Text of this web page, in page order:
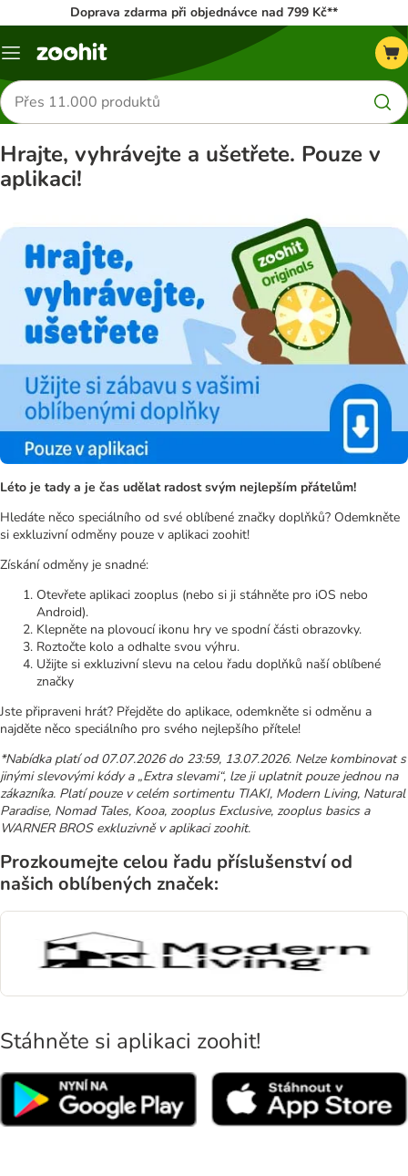
Doprava zdarma při objednávce nad 799 Kč**
Menu
Hledat
produkty
Hrajte, vyhrávejte a ušetřete. Pouze v
aplikaci!
Léto je tady a je čas udělat radost svým nejlepším přátelům!
Hledáte něco speciálního od své oblíbené značky doplňků? Odemkněte
si exkluzivní odměny pouze v aplikaci zoohit!
Získání odměny je snadné:
Otevřete aplikaci zooplus (nebo si ji stáhněte pro iOS nebo
Android).
Klepněte na plovoucí ikonu hry ve spodní části obrazovky.
Roztočte kolo a odhalte svou výhru.
Užijte si exkluzivní slevu na celou řadu doplňků naší oblíbené
značky
Jste připraveni hrát? Přejděte do aplikace, odemkněte si odměnu a
najděte něco speciálního pro svého nejlepšího přítele!
*Nabídka platí od 07.07.2026 do 23:59, 13.07.2026. Nelze kombinovat s
jinými slevovými kódy a „Extra slevami“, lze ji uplatnit pouze jednou na
zákazníka. Platí pouze v celém sortimentu TIAKI, Modern Living, Natural
Paradise, Nomad Tales, Kooa, zooplus Exclusive, zooplus basics a
WARNER BROS exkluzivně v aplikaci zoohit.
Prozkoumejte celou řadu příslušenství od
našich oblíbených značek:
Stáhněte si aplikaci zoohit!